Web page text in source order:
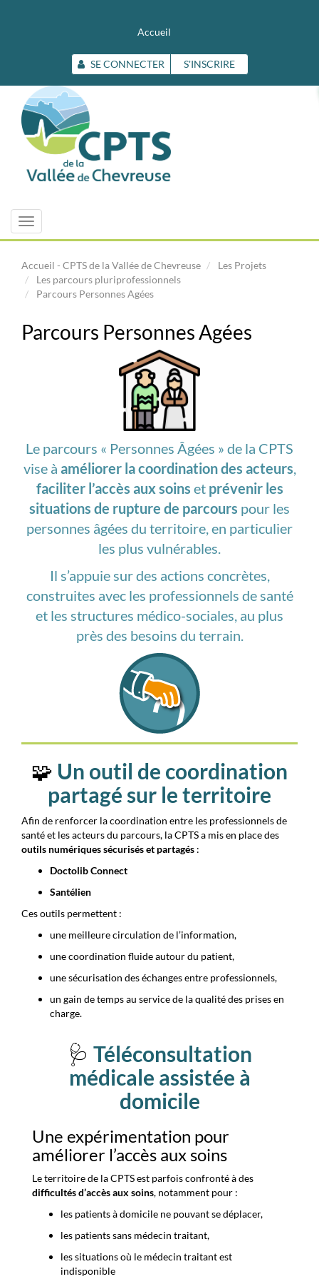
Accueil
SE CONNECTER S'INSCRIRE
Toggle
navigation
Accueil - CPTS de la Vallée de Chevreuse
Les Projets
Les parcours pluriprofessionnels
Parcours Personnes Agées
Parcours Personnes Agées
Le parcours « Personnes Âgées » de la CPTS
vise à améliorer la coordination des acteurs,
faciliter l’accès aux soins et prévenir les
situations de rupture de parcours pour les
personnes âgées du territoire, en particulier
les plus vulnérables.
Il s’appuie sur des actions concrètes,
construites avec les professionnels de santé
et les structures médico-sociales, au plus
près des besoins du terrain.
🧩 Un outil de coordination
partagé sur le territoire
Afin de renforcer la coordination entre les professionnels de
santé et les acteurs du parcours, la CPTS a mis en place des
outils numériques sécurisés et partagés :
Doctolib Connect
Santélien
Ces outils permettent :
une meilleure circulation de l’information,
une coordination fluide autour du patient,
une sécurisation des échanges entre professionnels,
un gain de temps au service de la qualité des prises en
charge.
🩺 Téléconsultation
médicale assistée à
domicile
Une expérimentation pour
améliorer l’accès aux soins
Le territoire de la CPTS est parfois confronté à des
difficultés d’accès aux soins, notamment pour :
les patients à domicile ne pouvant se déplacer,
les patients sans médecin traitant,
les situations où le médecin traitant est
indisponible